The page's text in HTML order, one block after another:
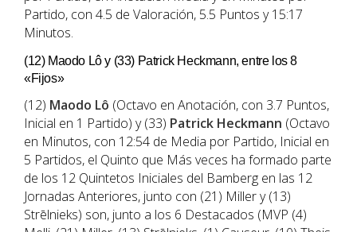
Partido, con 4.5 de Valoración, 5.5 Puntos y 15:17
Minutos.
(12) Maodo Lô y (33) Patrick Heckmann, entre los 8
«Fijos»
(12) Maodo Lô (Octavo en Anotación, con 3.7 Puntos,
Inicial en 1 Partido) y (33) Patrick Heckmann (Octavo
en Minutos, con 12:54 de Media por Partido, Inicial en
5 Partidos, el Quinto que Más veces ha formado parte
de los 12 Quintetos Iniciales del Bamberg en las 12
Jornadas Anteriores, junto con (21) Miller y (13)
Strēlnieks) son, junto a los 6 Destacados (MVP (4)